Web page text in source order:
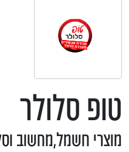
טופ סלולר
מוצרי חשמל,מחשוב